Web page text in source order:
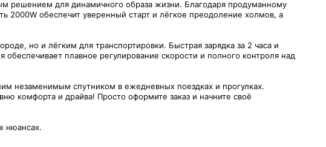
решением для динамичного образа жизни. Благодаря продуманному
2000W обеспечит уверенный старт и лёгкое преодоление холмов, а
но и лёгким для транспортировки. Быстрая зарядка за 2 часа и
плавное регулирование скорости и полного контроля над
незаменимым спутником в ежедневных поездках и прогулках.
комфорта и драйва! Просто оформите заказ и начните своё
нюансах.